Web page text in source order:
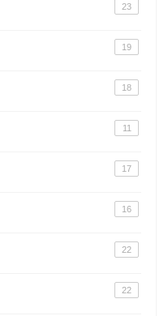
23
19
18
11
17
16
22
22